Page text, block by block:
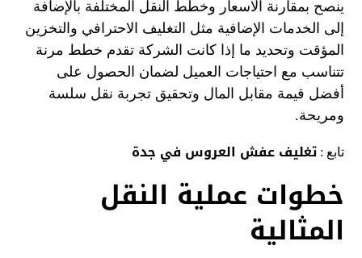
ينصح بمقارنة الأسعار وخطط النقل المختلفة بالإضافة
إلى الخدمات الإضافية مثل التغليف الاحترافي والتخزين
المؤقت وتحديد ما إذا كانت الشركة تقدم خطط مرنة
تتناسب مع احتياجات العميل لضمان الحصول على
أفضل قيمة مقابل المال وتحقيق تجربة نقل سلسة
ومريحة.
تابع :تغليف عفش العروس في جدة
خطوات عملية النقل
المثالية